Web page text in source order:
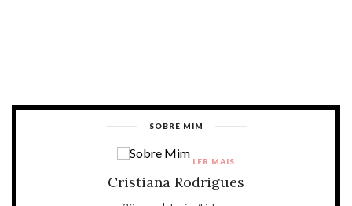
SOBRE MIM
Cristiana Rodrigues
LER MAIS